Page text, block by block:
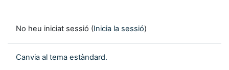
No heu iniciat sessió (Inicia la sessió)
Canvia al tema estàndard.